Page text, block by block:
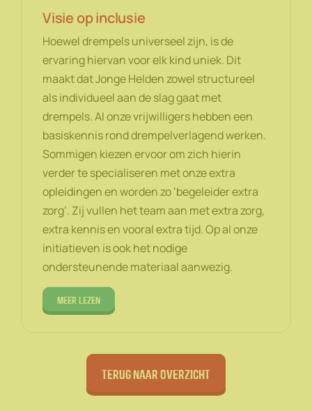
Visie op inclusie
Hoewel drempels universeel zijn, is de
ervaring hiervan voor elk kind uniek. Dit
maakt dat Jonge Helden zowel structureel
als individueel aan de slag gaat met
drempels. Al onze vrijwilligers hebben een
basiskennis rond drempelverlagend werken.
Sommigen kiezen ervoor om zich hierin
verder te specialiseren met onze extra
opleidingen en worden zo ‘begeleider extra
zorg’. Zij vullen het team aan met extra zorg,
extra kennis en vooral extra tijd. Op al onze
initiatieven is ook het nodige
ondersteunende materiaal aanwezig.
Meer lezen
Terug naar overzicht